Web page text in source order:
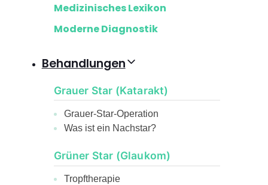
Medizinisches Lexikon
Moderne Diagnostik
Behandlungen
Grauer Star (Katarakt)
Grauer-Star-Operation
Was ist ein Nachstar?
Grüner Star (Glaukom)
Tropftherapie